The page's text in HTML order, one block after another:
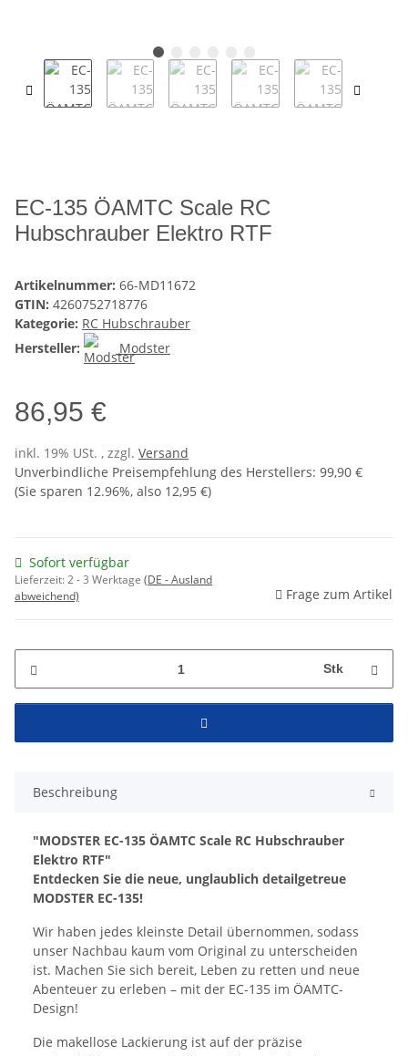
EC-135 ÖAMTC Scale RC
Hubschrauber Elektro RTF
Artikelnummer: 66-MD11672
GTIN: 4260752718776
Kategorie: RC Hubschrauber
Hersteller:
Modster
86,95 €
inkl. 19% USt. , zzgl. Versand
Unverbindliche Preisempfehlung des Herstellers: 99,90 €
(Sie sparen 12.96%, also 12,95 €)
Sofort verfügbar
Lieferzeit:2 - 3 Werktage (DE - Ausland
abweichend)
Frage zum Artikel
Stk
Beschreibung
"MODSTER EC-135 ÖAMTC Scale RC Hubschrauber
Elektro RTF"
Entdecken Sie die neue, unglaublich detailgetreue
MODSTER EC-135!
Wir haben jedes kleinste Detail übernommen, sodass
unser Nachbau kaum vom Original zu unterscheiden
ist. Machen Sie sich bereit, Leben zu retten und neue
Abenteuer zu erleben – mit der EC-135 im ÖAMTC-
Design!
Die makellose Lackierung ist auf der präzise